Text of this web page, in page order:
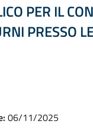
PER IL
PRESSO
06/11/2025